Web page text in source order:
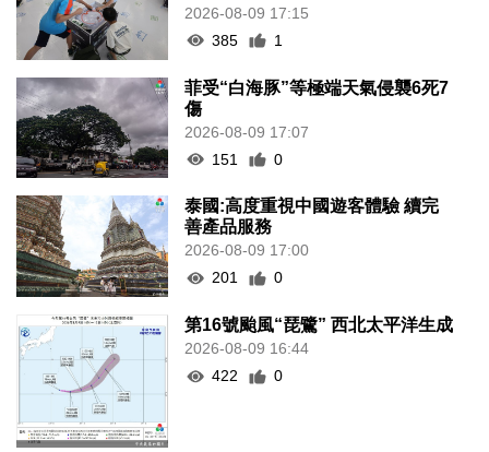
2026-08-09 17:15
385
1
菲受“白海豚”等極端天氣侵襲6死7
傷
2026-08-09 17:07
151
0
泰國:高度重視中國遊客體驗 續完
善產品服務
2026-08-09 17:00
201
0
第16號颱風“琵鷺” 西北太平洋生成
2026-08-09 16:44
422
0